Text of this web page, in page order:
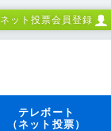
ネット投票会員登録
テレボート
（ネット投票）